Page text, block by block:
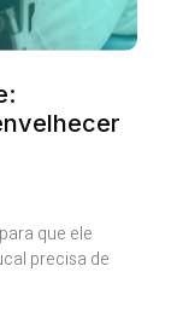
que ele
precisa de